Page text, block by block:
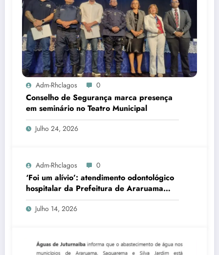
Adm-Rhclagos 0
Conselho de Segurança marca presença
em seminário no Teatro Municipal
Julho 24, 2026
Adm-Rhclagos 0
‘Foi um alívio’: atendimento odontológico
hospitalar da Prefeitura de Araruama
transforma rotina de famílias atípicas
Julho 14, 2026